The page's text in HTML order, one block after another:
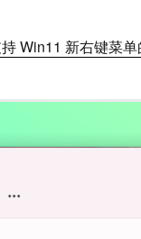
Win11 新右键菜